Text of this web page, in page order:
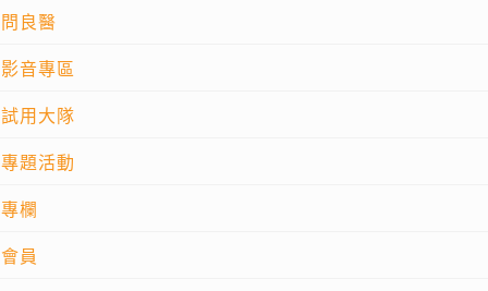
問良醫
影音專區
試用大隊
專題活動
專欄
會員